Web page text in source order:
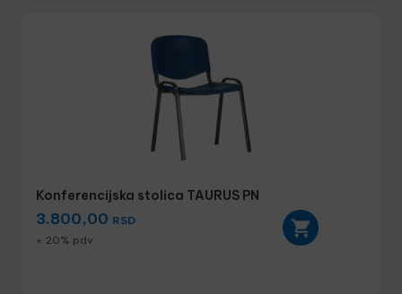
Konferencijska stolica TAURUS PN
3.800,00 RSD
+ 20% pdv